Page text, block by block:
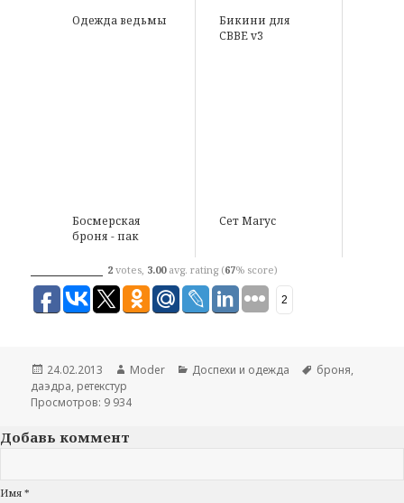
Одежда ведьмы
Бикини для
CBBE v3
Босмерская
броня - пак
Сет Магус
2 votes, 3.00avg. rating (67% score)
2
Опубликовано
24.02.2013 Автор
Moder Рубрики
Доспехи и одежда Метки
броня,
даэдра, ретекстур
Просмотров: 9 934
Добавь коммент
Имя *